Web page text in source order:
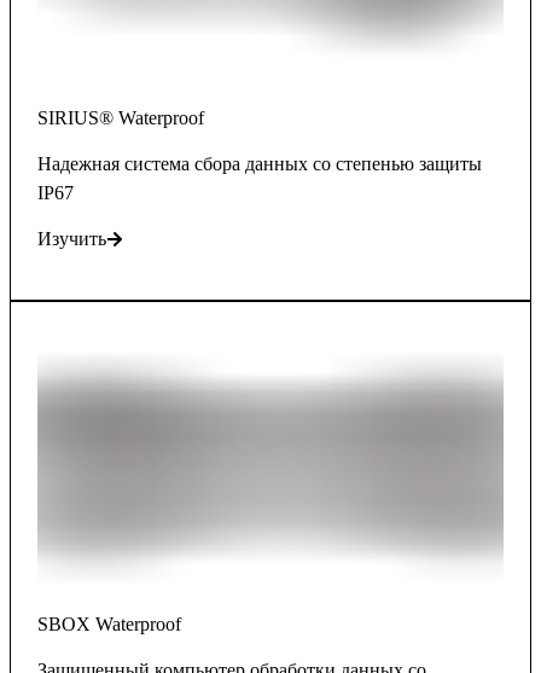
SIRIUS® Waterproof
Hадежная система сбора данных со степенью защиты
IP67
Изучить
SBOX Waterproof